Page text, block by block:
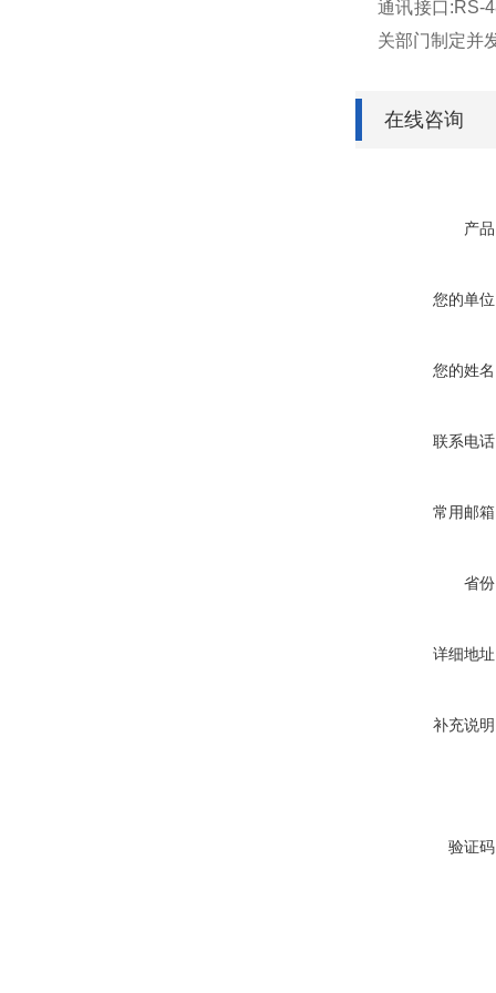
通讯接口:RS-
关部门制定并
在线咨询
产
您的单
您的姓
联系电
常用邮
省
详细地
补充说
验证